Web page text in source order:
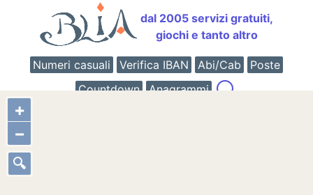
dal 2005 servizi gratuiti,
giochi e tanto altro
Numeri casuali Verifica IBAN Abi/Cab
Poste
Countdown
Anagrammi
+
−